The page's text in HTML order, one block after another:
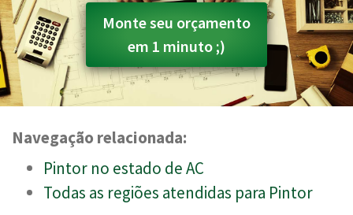
Monte seu orçamento
em 1 minuto ;)
Navegação relacionada:
Pintor no estado de AC
Todas as regiões atendidas para Pintor